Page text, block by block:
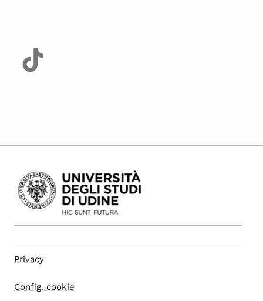
Privacy
Config. cookie